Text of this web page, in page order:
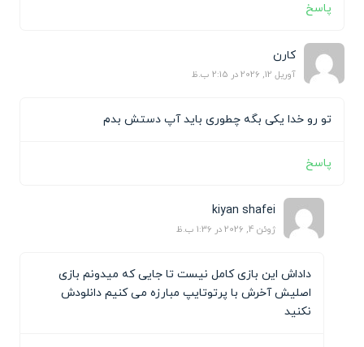
پاسخ
کارن
آوریل 12, 2026 در 2:15 ب.ظ
تو رو خدا یکی بگه چطوری باید آپ دستش بدم
پاسخ
kiyan shafei
ژوئن 4, 2026 در 1:36 ب.ظ
داداش این بازی کامل نیست تا جایی که میدونم بازی
اصلیش آخرش با پرتوتایپ مبارزه می کنیم دانلودش
نکنید